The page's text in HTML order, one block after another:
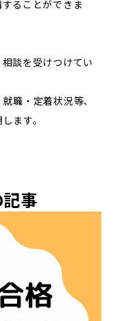
ることができま
談を受けつけてい
職・定着状況等、
ます。
事